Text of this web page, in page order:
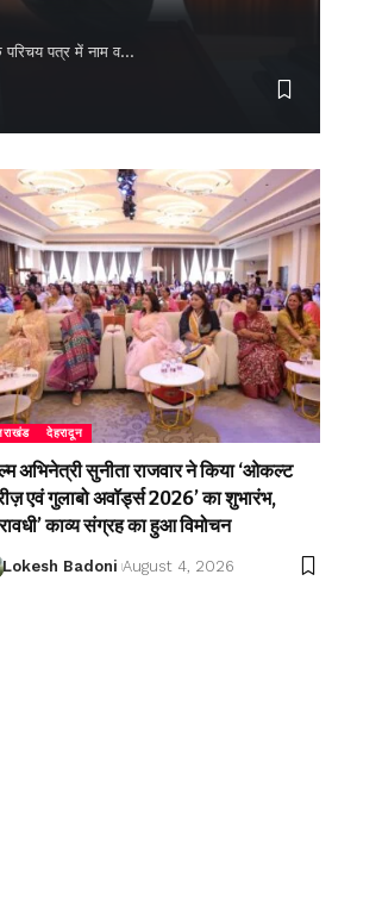
परिचय पत्र में नाम व…
देहरादून
अभिनेत्री सुनीता राजवार ने किया ‘ओकल्ट
एवं गुलाबो अवॉर्ड्स 2026’ का शुभारंभ,
काव्य संग्रह का हुआ विमोचन
Lokesh Badoni August 4, 2026